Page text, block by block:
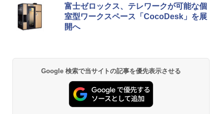
富士ゼロックス、テレワークが可能な個
室型ワークスペース「CocoDesk」を展
開へ
Google 検索で当サイトの記事を優先表示させる